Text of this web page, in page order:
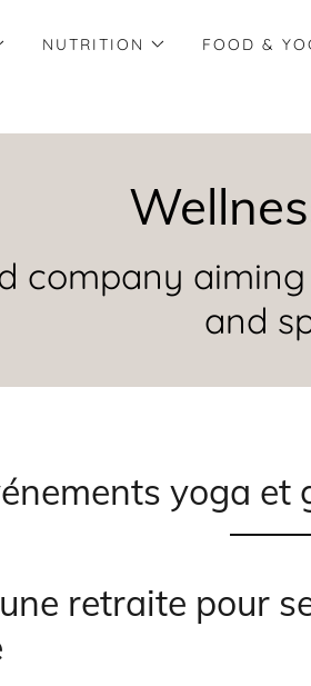
NUTRITION FOOD &
company
yoga et
retraite pour